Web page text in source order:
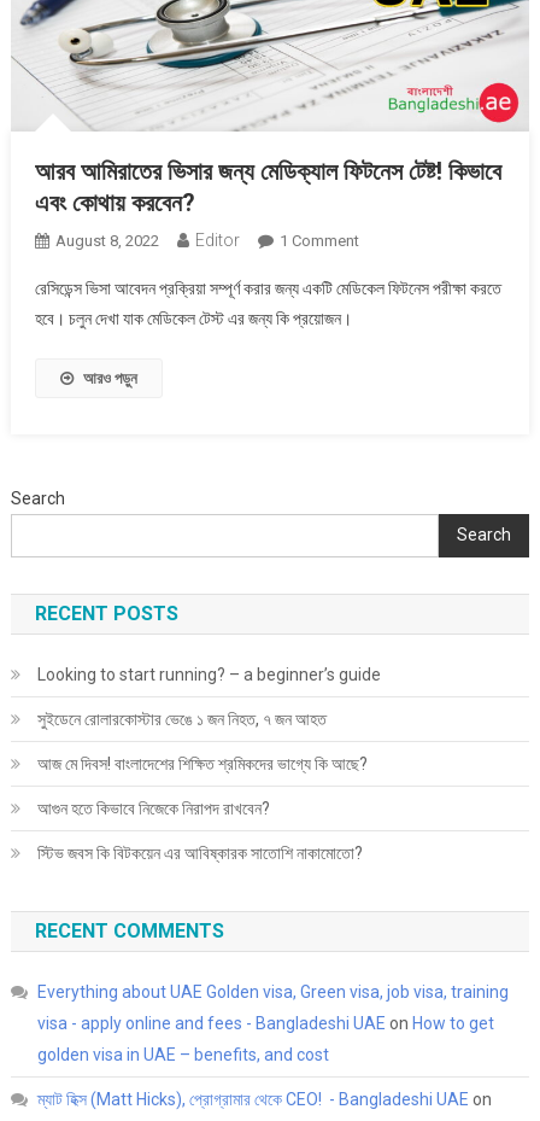
আরব আমিরাতের ভিসার জন্য মেডিক্যাল ফিটনেস টেষ্ট! কিভাবে
এবং কোথায় করবেন?
August 8, 2022 Editor 1 CommentOn
আমিরাতের
কোথায়
রেসিডেন্স ভিসা আবেদন প্রক্রিয়া সম্পূর্ণ করার জন্য একটি মেডিকেল ফিটনেস পরীক্ষা করতে
হবে। চলুন দেখা যাক মেডিকেল টেস্ট এর জন্য কি প্রয়োজন।
আরও পড়ুন
Search
Search
RECENT POSTS
Looking to start running? – a beginner’s guide
সুইডেনে রোলারকোস্টার ভেঙে ১ জন নিহত, ৭ জন আহত
আজ মে দিবস! বাংলাদেশের শিক্ষিত শ্রমিকদের ভাগ্যে কি আছে?
আগুন হতে কিভাবে নিজেকে নিরাপদ রাখবেন?
স্টিভ জবস কি বিটকয়েন এর আবিষ্কারক সাতোশি নাকামোতো?
RECENT COMMENTS
Everything about UAE Golden visa, Green visa, job visa, training
visa - apply online and fees - Bangladeshi UAE on How to get
golden visa in UAE – benefits, and cost
ম্যাট হিক্স (Matt Hicks), প্রোগ্রামার থেকে CEO! - Bangladeshi UAE on